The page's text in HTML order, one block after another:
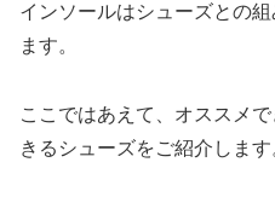
インソールはシューズとの
ます。
ここではあえて、オススメ
きるシューズをご紹介します